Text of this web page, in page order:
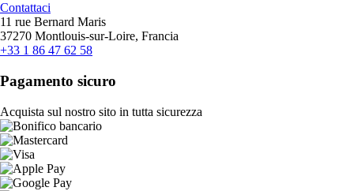
Contattaci
11 rue Bernard Maris
37270 Montlouis-sur-Loire, Francia
+33 1 86 47 62 58
Pagamento sicuro
Acquista sul nostro sito in tutta sicurezza